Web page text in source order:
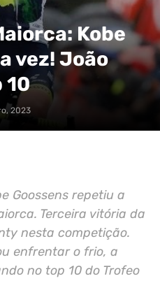
Kobe
vez! João
10
2023
Goossens repetiu a
Terceira vitória da
nesta competição.
enfrentar o frio, a
no top 10 do Trofeo